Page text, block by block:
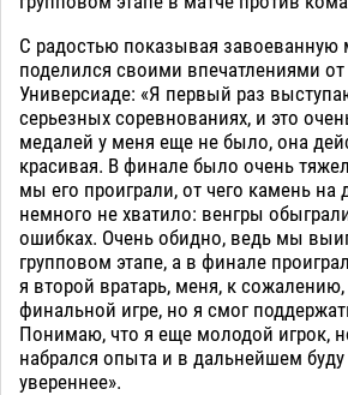
С радостью показывая завоеванную
поделился своими впечатлениями
Универсиаде: «Я первый раз
серьезных соревнованиях, и это
медалей у меня еще не было, она
красивая. В финале было очень
мы его проиграли, от чего камень на
немного не хватило: венгры
ошибках. Очень обидно, ведь мы
групповом этапе, а в финале
я второй вратарь, меня, к
финальной игре, но я смог
Понимаю, что я еще молодой игрок,
набрался опыта и в дальнейшем буду
увереннее».